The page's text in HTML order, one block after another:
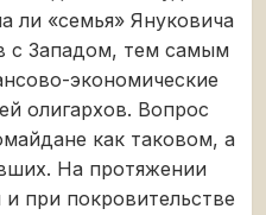
ли «семья» Януковича
с Западом, тем самым
экономические
олигархов. Вопрос
как таковом, а
На протяжении
при покровительстве